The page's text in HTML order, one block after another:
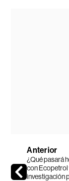
Anterior
¿Qué pasará
con Ecopetrol
investigación